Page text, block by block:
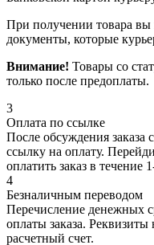
При получении товара вы
документы, которые
Внимание! Товары со
только после предоплаты.
3
Оплата по ссылке
После обсуждения
ссылку на оплату.
оплатить заказ в течение
4
Безналичным переводом
Перечисление денежных
оплаты заказа.
расчетный счет.